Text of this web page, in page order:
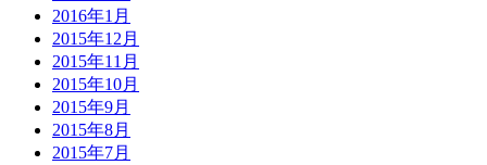
2016年1月
2015年12月
2015年11月
2015年10月
2015年9月
2015年8月
2015年7月